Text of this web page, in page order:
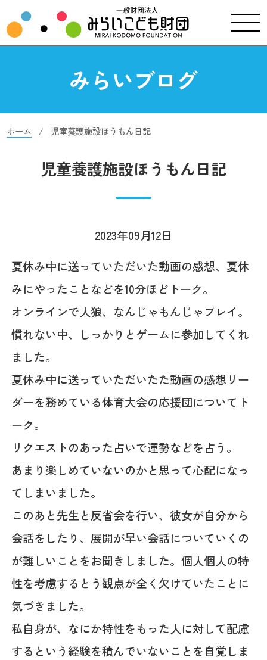
みらいブログ
ホーム 児童養護施設ほうもん日記
児童養護施設ほうもん日記
2023年09月12日
夏休み中に送っていただいた動画の感想、夏休
みにやったことなどを10分ほどトーク。
オンラインで人狼、なんじゃもんじゃプレイ。
慣れない中、しっかりとゲームに参加してくれ
ました。
夏休み中に送っていただいたた動画の感想リー
ダーを務めている体育大会の応援団についてト
ーク。
リクエストのあった占いで運勢などを占う。
あまり楽しめていないのかと思って心配になっ
てしまいました。
このあと先生と反省会を行い、彼女が自分から
会話をしたり、展開が早い会話についていくの
が難しいことをお聞きしました。個人個人の特
性を考慮するとう観点が全く欠けていたことに
気づきました。
私自身が、なにか特性をもった人に対して配慮
するという経験を積んでいないことを自覚しま